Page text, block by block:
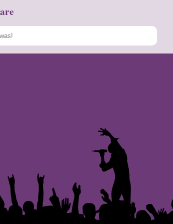
Speichern